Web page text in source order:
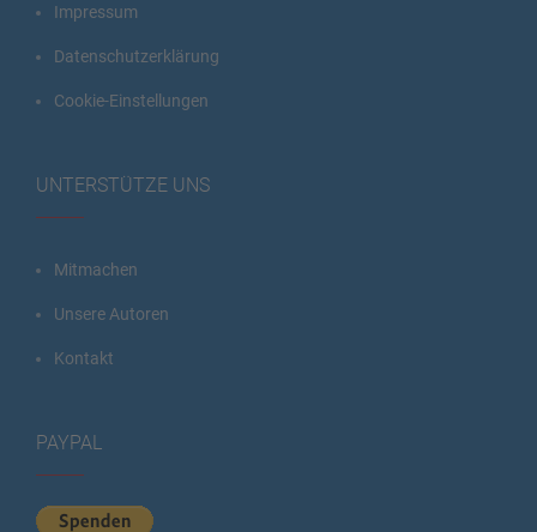
Impressum
Datenschutzerklärung
Cookie-Einstellungen
UNTERSTÜTZE UNS
Mitmachen
Unsere Autoren
Kontakt
PAYPAL